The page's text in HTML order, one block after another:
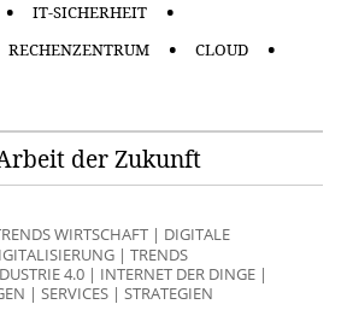
IT-SICHERHEIT
RECHENZENTRUM
CLOUD
der Zukunft
WIRTSCHAFT | DIGITALE
| TRENDS
4.0 | INTERNET DER DINGE |
| SERVICES | STRATEGIEN